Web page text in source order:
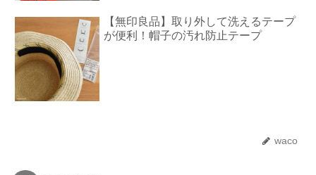
【無印良品】取り外して洗えるテープ
が便利！帽子の汚れ防止テープ
waco